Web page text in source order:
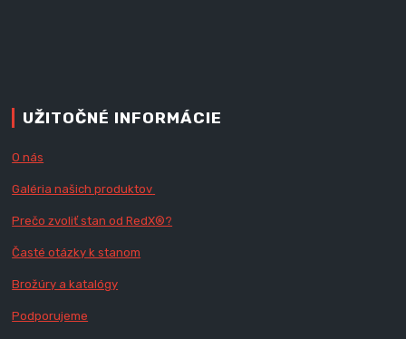
UŽITOČNÉ INFORMÁCIE
O nás
Galéria našich produktov
Prečo zvoliť stan od RedX®?
Časté otázky k stanom
Brožúry a katalógy
Podporujeme